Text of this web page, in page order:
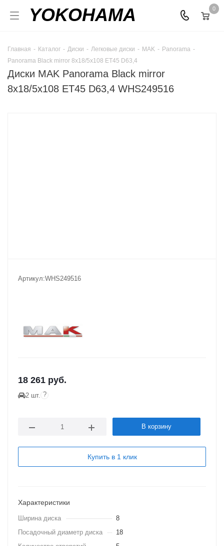
YOKOHAMA 0
Главная - Каталог - Диски - Легковые диски - MAK - Panorama -
Panorama Black mirror 8x18/5x108 ET45 D63,4
Диски MAK Panorama Black mirror
8x18/5x108 ET45 D63,4 WHS249516
Артикул:WHS249516
18 261 руб.
2 шт. ?
В корзину
Купить в 1 клик
Характеристики
Ширина диска
8
Посадочный диаметр диска
18